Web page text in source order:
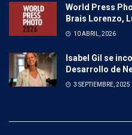
World Press
Brais Lorenzo,
10 ABRIL, 2026
Isabel Gil se
Desarrollo de
3 SEPTIEMBRE, 2025